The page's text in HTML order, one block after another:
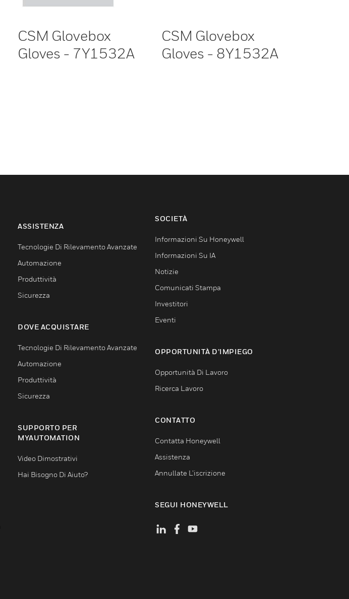
CSM Glovebox
Gloves - 7Y1532A
CSM Glovebox
Gloves - 8Y1532A
ASSISTENZA
Tecnologie Di Rilevamento Avanzate
Automazione
Produttività
Sicurezza
DOVE ACQUISTARE
Tecnologie Di Rilevamento Avanzate
Automazione
Produttività
Sicurezza
SUPPORTO PER
MYAUTOMATION
Video Dimostrativi
Hai Bisogno Di Aiuto?
SOCIETÀ
Informazioni Su Honeywell
Informazioni Su IA
Notizie
Comunicati Stampa
Investitori
Eventi
OPPORTUNITÀ D’IMPIEGO
Opportunità Di Lavoro
Ricerca Lavoro
CONTATTO
Contatta Honeywell
Assistenza
Annullate L’iscrizione
SEGUI HONEYWELL